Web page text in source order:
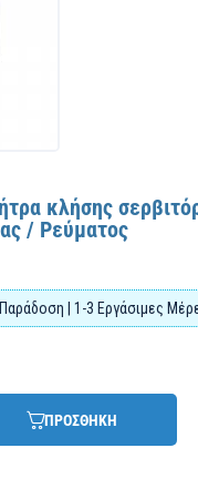
κλήσης
/ Ρεύματος
| 1-3 Εργάσιμες
ΠΡΟΣΘΗΚΗ